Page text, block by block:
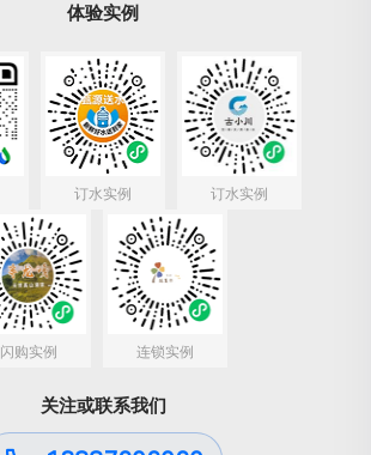
体验实例
订水实例 订水实例
闪购实例 连锁实例
关注或联系我们